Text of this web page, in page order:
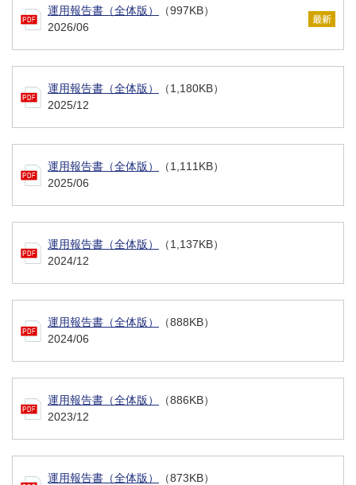
運用報告書（全体版）
（997KB）
2026/06
運用報告書（全体版）
（1,180KB）
2025/12
運用報告書（全体版）
（1,111KB）
2025/06
運用報告書（全体版）
（1,137KB）
2024/12
運用報告書（全体版）
（888KB）
2024/06
運用報告書（全体版）
（886KB）
2023/12
運用報告書（全体版）
（873KB）